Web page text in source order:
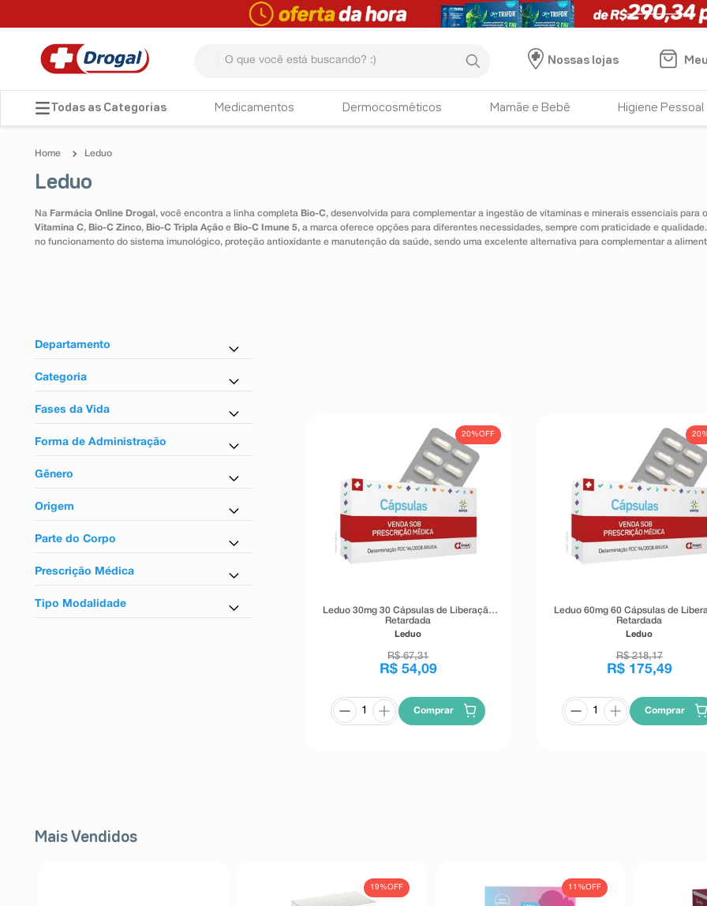
Nossas lojas
Medicamentos Dermocosméticos Mamãe e Bebê Higiene Pessoal
Leduo
Leduo
Na Farmácia Online Drogal , você encontra a linha completa Bio-C, desenvolvida para complementar a ingestão de vitaminas e minerais essenciais
Vitamina C, Bio-C Zinco, Bio-C Tripla Ação e Bio-C Imune 5, a marca oferece opções para diferentes necessidades, sempre com praticidade e
no funcionamento do sistema imunológico, proteção antioxidante e manutenção da saúde, sendo uma excelente alternativa para complementar a
Departamento
Controlados
Categoria
Antidepressivo
Fases da Vida
Para adultos
Forma de Administração
Uso oral
Gênero
Unissex
Origem
Nacional
Parte do Corpo
Para o sistema nervoso
Prescrição Médica
Sim
Tipo Modalidade
20%OFF
Leduo 30mg 30 Cápsulas de Liberação
Retardada
Leduo
R$ 67,31
R$ 54,09
Comprar
Leduo 60mg 60 Cápsulas de
Retardada
Leduo
R$ 218,17
R$ 175,49
Comprar
Mais Vendidos
19%OFF 11%OFF
TERMOS MAIS BUSCADOS
4º lenço umedecido
5º tadalafila
9º teste gravidez
esmalte